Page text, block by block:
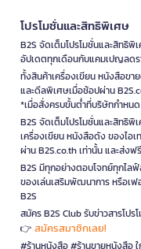
โปรโมชั่นและสิทธิพิเศษ
B2S จัดเต็มโปรโมชั่นและสิทธิ
อัปเดตทุกเดือนกับแคมเปญลดร
ทั้งสินค้าเครื่องเขียน หนังสือข
และดีลพิเศษเมื่อช้อปผ่าน
*เมื่อสั่งครบขั้นต่ำที่บริษัทกำหนด
B2S จัดเต็มโปรโมชั่นและสิทธิ
เครื่องเขียน หนังสือดัง ของไ
ผ่าน B2S.co.th เท่านั้น และส่ง
B2S มีทุกอย่างตอบโจทย์ทุกไล
ของเล่นเสริมพัฒนาการ หรือเฟ
B2S
สมัคร B2S Club รับข่าวสารโป
👉 สมัครสมาชิกเลย!
#ร้านหนังสือ #ร้านขายหนังสือ